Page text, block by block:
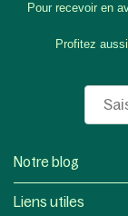
Pour recevoir en
Profitez
Notre blog
Liens utiles